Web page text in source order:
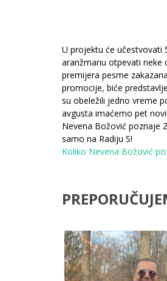
U projektu će učestvovati
aranžmanu otpevati neke
premijera pesme
promocije, biće
su obeležili jedno vreme
avgusta imaćemo pet
Nevena Božović poznaje
samo na Radiju S!
Koliko Nevena Božović